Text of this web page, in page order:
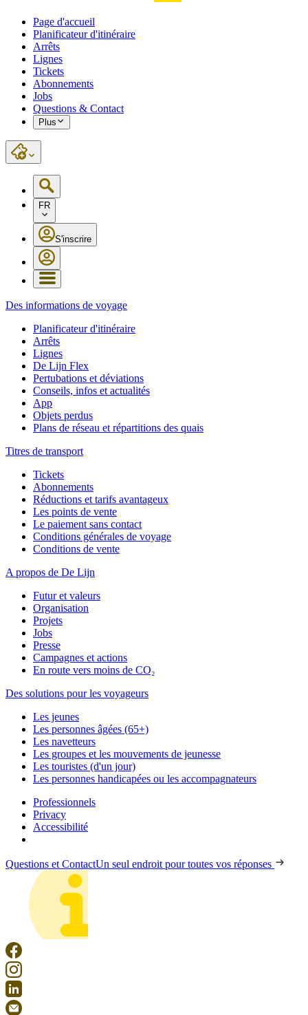
Page d'accueil
Planificateur d'itinéraire
Arrêts
Lignes
Tickets
Abonnements
Jobs
Questions & Contact
Plus
FR
S'inscrire
Des informations de voyage
Planificateur d'itinéraire
Arrêts
Lignes
De Lijn Flex
Pertubations et déviations
Conseils, infos et actualités
App
Objets perdus
Plans de réseau et répartitions des quais
Titres de transport
Tickets
Abonnements
Réductions et tarifs avantageux
Les points de vente
Le paiement sans contact
Conditions générales de voyage
Conditions de vente
A propos de De Lijn
Futur et valeurs
Organisation
Projets
Jobs
Presse
Campagnes et actions
En route vers moins de CO₂
Des solutions pour les voyageurs
Les jeunes
Les personnes âgées (65+)
Les navetteurs
Les groupes et les mouvements de jeunesse
Les touristes (d'un jour)
Les personnes handicapées ou les accompagnateurs
Professionnels
Privacy
Accessibilité
Questions et ContactUn seul endroit pour toutes vos réponses